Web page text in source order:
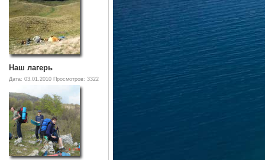
Наш лагерь
Дата: 03.01.2010 Просмотров: 3322